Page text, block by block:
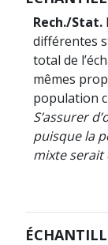
Rech./Stat.
différentes
total de
mêmes
population
S’assurer
puisque la
mixte